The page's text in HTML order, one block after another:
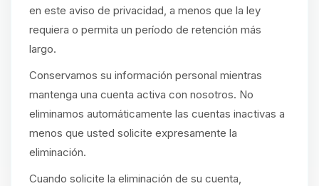
en este aviso de privacidad, a menos que la ley
requiera o permita un período de retención más
largo.
Conservamos su información personal mientras
mantenga una cuenta activa con nosotros. No
eliminamos automáticamente las cuentas inactivas a
menos que usted solicite expresamente la
eliminación.
Cuando solicite la eliminación de su cuenta,